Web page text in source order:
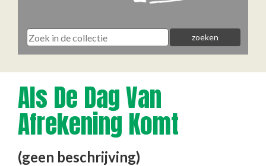
Als De Dag Van
Afrekening Komt
(geen beschrijving)